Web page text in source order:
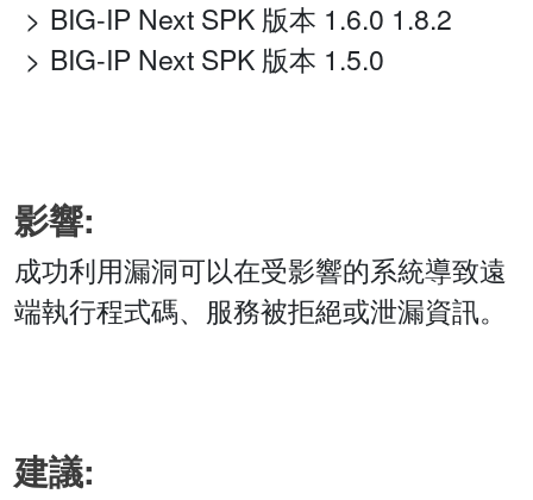
BIG-IP Next SPK 版本 1.6.0 1.8.2
BIG-IP Next SPK 版本 1.5.0
影響:
成功利用漏洞可以在受影響的系統導致遠
端執行程式碼、服務被拒絕或泄漏資訊。
建議: